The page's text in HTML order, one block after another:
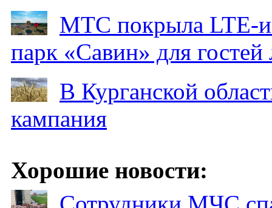
МТС покрыла LTE-
парк «Савин» для гостей
В Курганской
кампания
Хорошие новости: